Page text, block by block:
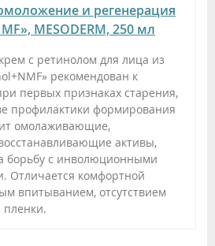
и регенерация
MESODERM, 250 мл
с ретинолом для лица из
рекомендован к
первых признаках старения,
профилактики формирования
омолаживающие,
активы,
борьбу с инволюционными
Отличается комфортной
впитыванием, отсутствием